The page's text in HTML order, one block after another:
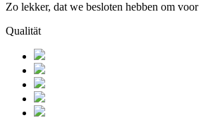
Zo lekker, dat we besloten hebben om
Qualität